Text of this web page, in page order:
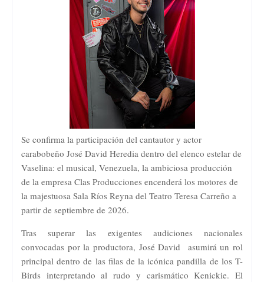
Se confirma la participación del cantautor y actor
carabobeño José David Heredia dentro del elenco estelar de
Vaselina: el musical, Venezuela, la ambiciosa producción
de la empresa Clas Producciones encenderá los motores de
la majestuosa Sala Ríos Reyna del Teatro Teresa Carreño a
partir de septiembre de 2026.
Tras superar las exigentes audiciones nacionales
convocadas por la productora, José David asumirá un rol
principal dentro de las filas de la icónica pandilla de los T-
Birds interpretando al rudo y carismático Kenickie. El